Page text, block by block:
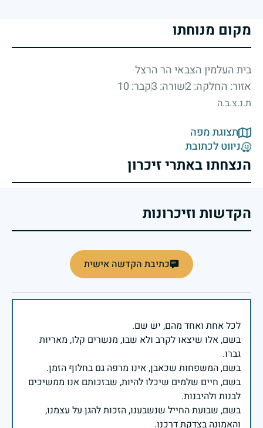
מקום מנוחתו
בית העלמין הצבאי הר הרצל
אזור: החלקה: 2 שורה: 3 קבר: 10
ת.נ.צ.ב.ה
תצוגת מפה
ניווט לכתובת
הנצחתו באתרי זיכרון
הקדשות וזיכרונות
כתיבת הקדשה אישית
בשם, אלו שיצאו לקרב ולא שבו, מנשרים קלו, מאריות
בשם, חיים שלמים שיכלו להיות, שבזכותם אנו ממשיכים
בשם, שבועת החייל שנשבענו, הזכות להגן על עצמנו,